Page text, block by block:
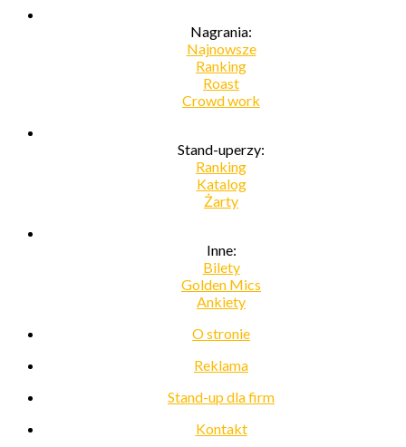
Nagrania:
Najnowsze
Ranking
Roast
Crowd work
Stand-uperzy:
Ranking
Katalog
Żarty
Inne:
Bilety
Golden Mics
Ankiety
O stronie
Reklama
Stand-up dla firm
Kontakt